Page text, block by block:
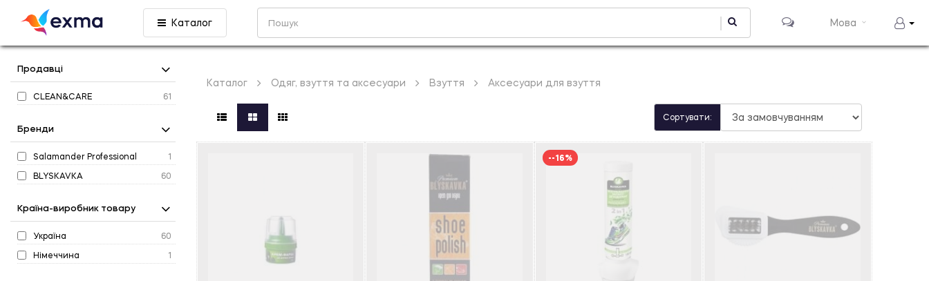
Каталог Мова
Продавці
CLEAN&CARE 61
Бренди
Salamander Professional
1
BLYSKAVKA
60
Країна-виробник товару
Україна
60
Німеччина
1
Каталог Одяг, взуття та аксесуари Взуття Аксесуари для взуття
Сортувати:
--16%